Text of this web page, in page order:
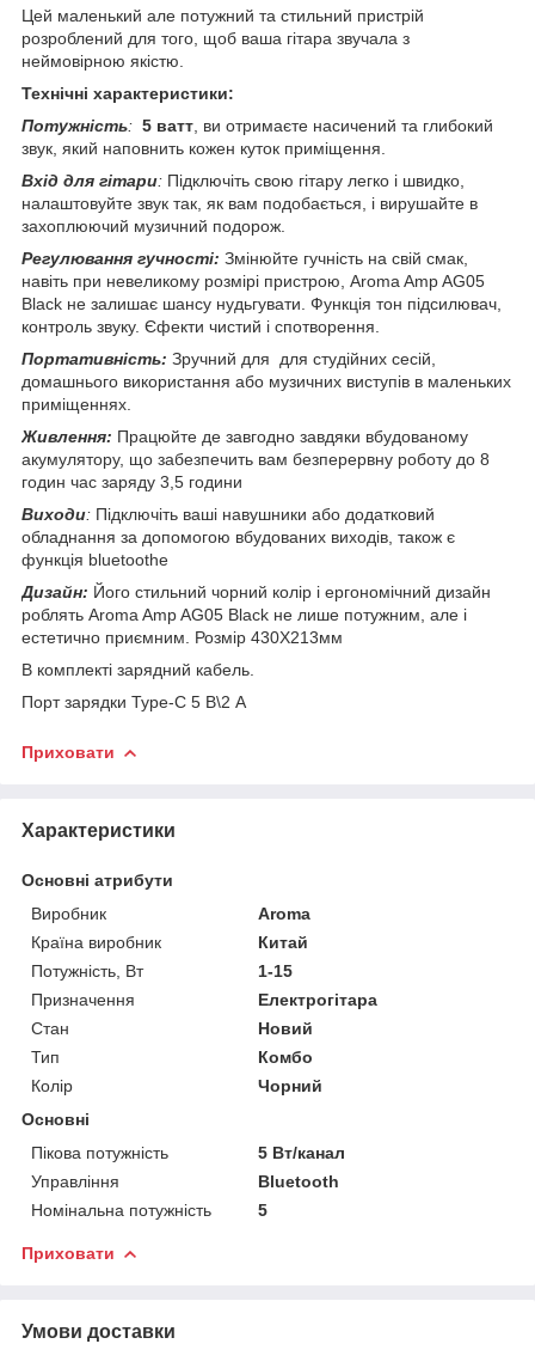
Цей маленький але потужний та стильний пристрій
розроблений для того, щоб ваша гітара звучала з
неймовірною якістю.
Технічні характеристики:
Потужність: 5 ватт , ви отримаєте насичений та глибокий
звук, який наповнить кожен куток приміщення.
Вхід для гітари: Підключіть свою гітару легко і швидко,
налаштовуйте звук так, як вам подобається, і вирушайте в
захоплюючий музичний подорож.
Регулювання гучності: Змінюйте гучність на свій смак,
навіть при невеликому розмірі пристрою, Aroma Amp AG05
Black не залишає шансу нудьгувати. Функція тон підсилювач,
контроль звуку. Єфекти чистий і спотворення.
Портативність: Зручний для для студійних сесій,
домашнього використання або музичних виступів в маленьких
приміщеннях.
Живлення: Працюйте де завгодно завдяки вбудованому
акумулятору, що забезпечить вам безперервну роботу до 8
годин час заряду 3,5 години
Виходи: Підключіть ваші навушники або додатковий
обладнання за допомогою вбудованих виходів, також є
функція bluetoothe
Дизайн: Його стильний чорний колір і ергономічний дизайн
роблять Aroma Amp AG05 Black не лише потужним, але і
естетично приємним. Розмір 430Х213мм
В комплекті зарядний кабель.
Порт зарядки Type-C 5 B\2 А
Приховати
Характеристики
Основні атрибути
Виробник
Aroma
Країна виробник
Китай
Потужність, Вт
1-15
Призначення
Електрогітара
Стан
Новий
Тип
Комбо
Колір
Чорний
Основні
Пікова потужність
5 Вт/канал
Управління
Bluetooth
Номінальна потужність
5
Приховати
Умови доставки